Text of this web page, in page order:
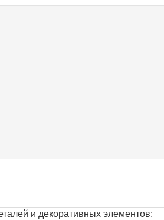
и декоративных элементов: